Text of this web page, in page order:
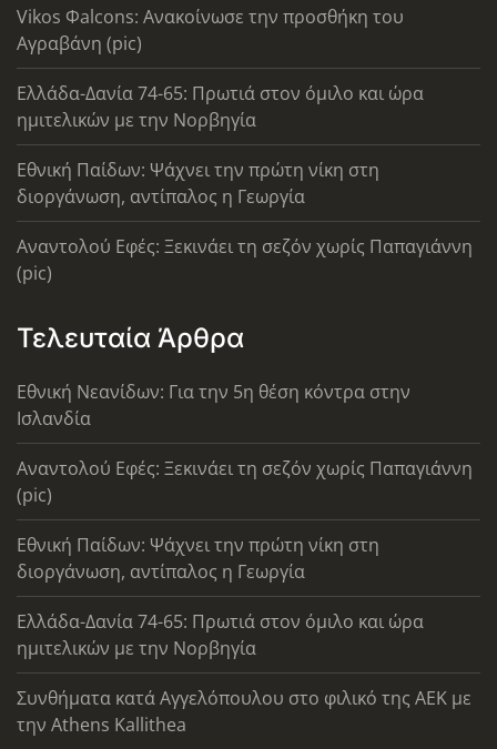
Vikos Φalcons: Ανακοίνωσε την προσθήκη του
Αγραβάνη (pic)
Ελλάδα-Δανία 74-65: Πρωτιά στον όμιλο και ώρα
ημιτελικών με την Νορβηγία
Εθνική Παίδων: Ψάχνει την πρώτη νίκη στη
διοργάνωση, αντίπαλος η Γεωργία
Αναντολού Εφές: Ξεκινάει τη σεζόν χωρίς Παπαγιάννη
(pic)
Τελευταία Άρθρα
Εθνική Νεανίδων: Για την 5η θέση κόντρα στην
Ισλανδία
Αναντολού Εφές: Ξεκινάει τη σεζόν χωρίς Παπαγιάννη
(pic)
Εθνική Παίδων: Ψάχνει την πρώτη νίκη στη
διοργάνωση, αντίπαλος η Γεωργία
Ελλάδα-Δανία 74-65: Πρωτιά στον όμιλο και ώρα
ημιτελικών με την Νορβηγία
Συνθήματα κατά Αγγελόπουλου στο φιλικό της ΑΕΚ με
την Athens Kallithea